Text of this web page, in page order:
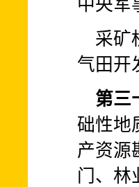
中央军
采矿
气田开
第三
础性地
产资源
门、林